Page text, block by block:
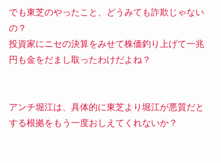
でも東芝のやったこと、どうみても詐欺じゃない
の？
投資家にニセの決算をみせて株価釣り上げて一兆
円も金をだまし取ったわけだよね？
アンチ堀江は、具体的に東芝より堀江が悪質だと
する根拠をもう一度おしえてくれないか？